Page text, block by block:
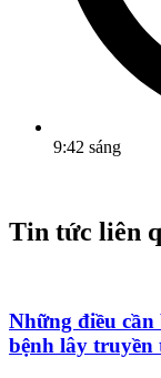
9:42 sáng
Tin tức liên
Những điều cần
bệnh lây truyền